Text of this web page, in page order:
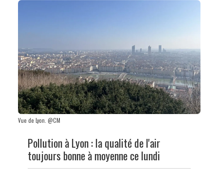
Vue de Lyon. @CM
Pollution à Lyon : la qualité de l'air
toujours bonne à moyenne ce lundi